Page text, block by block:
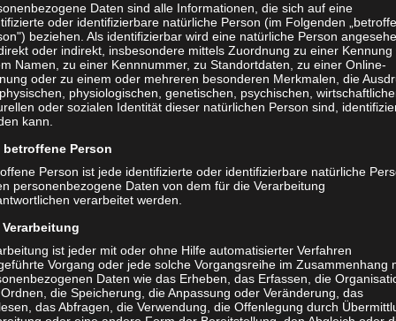
Die fast logische Folge: Gegentor. Wir verloren fast vollends den
noch den 4. Treffer. Dann war die Luft raus. Obwohl noch viel Zeit
Kurz vor Schluss gab es dann noch Gegentreffer Nr. 5,
heutigen Tage. Selbst hatten wir noch 2 gute Gelegenheiten, aber
in der 2. Hälfte haben wir verdient verloren. Warum der
riss, ist im Moment etwas unerklärlich. Wir hatten keinerlei
organisierte Lokmannschaft zu gefährden. Auch kämpferisch
Möglichkeiten. Heißt nun: Diese Niederlage schnell wegstecken
Sonntag kommt Reichenbach in den Lockwitzgrund. Das wird
Mannschaft und werden daraus lernen (müssen). Es gibt halt so
viel schief, dass die Punkte eben verloren gehen.
Selina, Lotti, Lena – Kristin, Louise, Anni, Meike, Sandy – Ellen
Daten sind alle Informationen, die sich auf eine
oder identifizierbare natürliche Person (im Folgenden
beziehen. Als identifizierbar wird eine natürliche Person
oder indirekt, insbesondere mittels Zuordnung zu einer Kennung
Namen, zu einer Kennnummer, zu Standortdaten, zu einer Online-
oder zu einem oder mehreren besonderen Merkmalen, die
physiologischen, genetischen, psychischen,
oder sozialen Identität dieser natürlichen Person sind,
kann.
Person
Person ist jede identifizierte oder identifizierbare natürliche
personenbezogene Daten von dem für die Verarbeitung
verarbeitet werden.
ist jeder mit oder ohne Hilfe automatisierter Verfahren
Vorgang oder jede solche Vorgangsreihe im Zusammenhang
Daten wie das Erheben, das Erfassen, die
die Speicherung, die Anpassung oder Veränderung, das
das Abfragen, die Verwendung, die Offenlegung durch